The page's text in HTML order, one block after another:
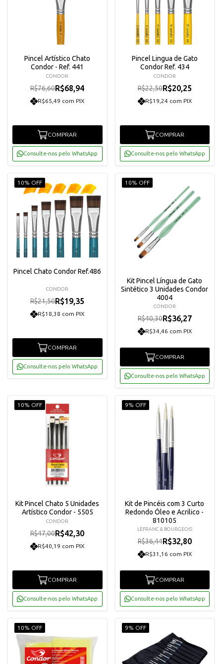
Pincel Artístico Chato
Condor - Ref. 441
CONDOR
R$76,60R$68,94
R$65,49 com PIX
COMPRAR
Consulte-nos pelo WhatsApp
Pincel Lingua de Gato
Condor Ref. 434
CONDOR
R$22,50R$20,25
R$19,24 com PIX
COMPRAR
Consulte-nos pelo WhatsApp
10% OFF
Pincel Chato Condor Ref.486
CONDOR
R$21,50R$19,35
R$18,38 com PIX
COMPRAR
Consulte-nos pelo WhatsApp
10% OFF
Kit Pincel Língua de Gato
Sintético 3 Unidades Condor
4004
CONDOR
R$40,30R$36,27
R$34,46 com PIX
COMPRAR
Consulte-nos pelo WhatsApp
10% OFF
Kit Pincel Chato 5 Unidades
Artístico Condor - 5505
CONDOR
R$47,00R$42,30
R$40,19 com PIX
COMPRAR
Consulte-nos pelo WhatsApp
9% OFF
Kit de Pincéis com 3 Curto
Redondo Óleo e Acrilico -
810105
LEFRANC & BOURGEOIS
R$36,44R$32,80
R$31,16 com PIX
COMPRAR
Consulte-nos pelo WhatsApp
10% OFF 9% OFF